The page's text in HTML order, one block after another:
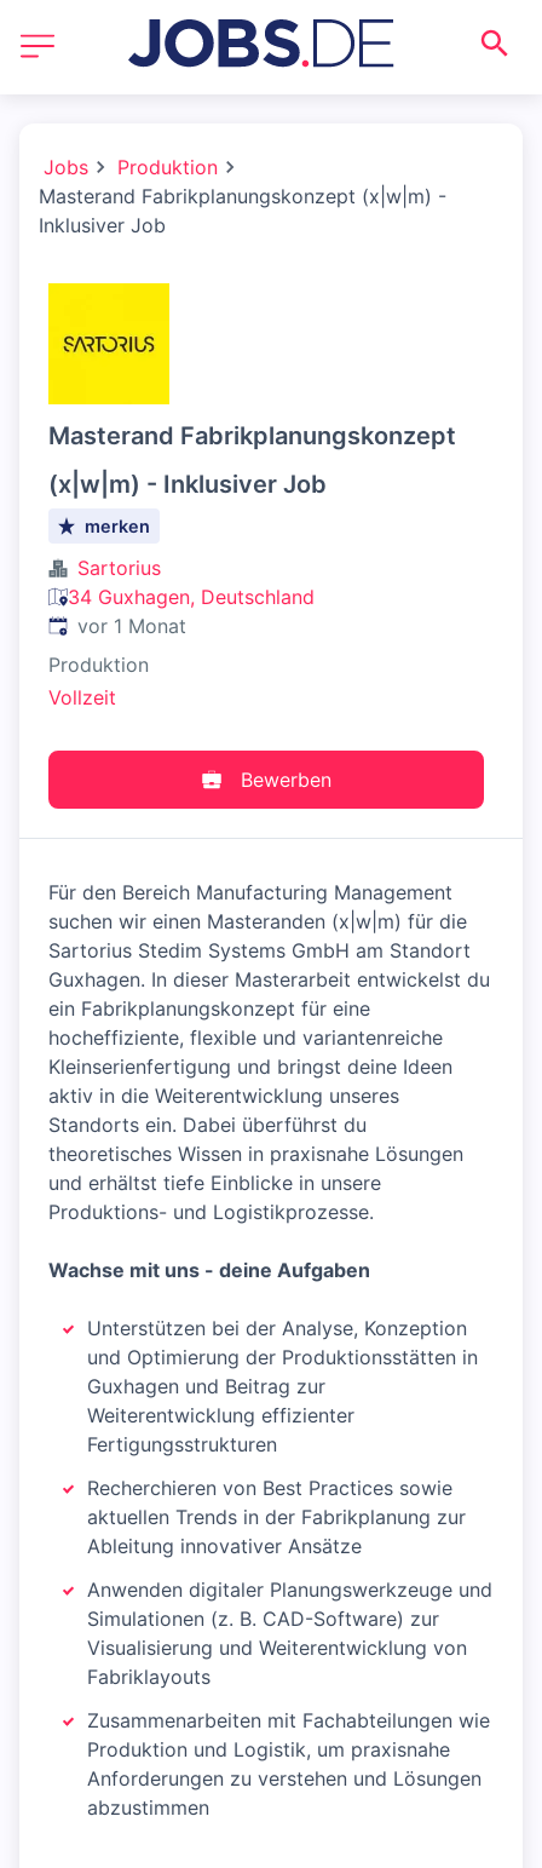
Jobs
Produktion
Masterand Fabrikplanungskonzept (x|w|m) -
Inklusiver Job
Masterand Fabrikplanungskonzept
(x|w|m) - Inklusiver Job
merken
Sartorius
34 Guxhagen, Deutschland
Veröffentlicht:
vor 1 Monat
Produktion
Vollzeit
Bewerben
Für den Bereich Manufacturing Management
suchen wir einen Masteranden (x|w|m) für die
Sartorius Stedim Systems GmbH am Standort
Guxhagen. In dieser Masterarbeit entwickelst du
ein Fabrikplanungskonzept für eine
hocheffiziente, flexible und variantenreiche
Kleinserienfertigung und bringst deine Ideen
aktiv in die Weiterentwicklung unseres
Standorts ein. Dabei überführst du
theoretisches Wissen in praxisnahe Lösungen
und erhältst tiefe Einblicke in unsere
Produktions- und Logistikprozesse.
Wachse mit uns - deine Aufgaben
Unterstützen bei der Analyse, Konzeption
und Optimierung der Produktionsstätten in
Guxhagen und Beitrag zur
Weiterentwicklung effizienter
Fertigungsstrukturen
Recherchieren von Best Practices sowie
aktuellen Trends in der Fabrikplanung zur
Ableitung innovativer Ansätze
Anwenden digitaler Planungswerkzeuge und
Simulationen (z. B. CAD-Software) zur
Visualisierung und Weiterentwicklung von
Fabriklayouts
Zusammenarbeiten mit Fachabteilungen wie
Produktion und Logistik, um praxisnahe
Anforderungen zu verstehen und Lösungen
abzustimmen